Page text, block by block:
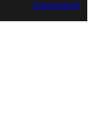
Zapomenuté